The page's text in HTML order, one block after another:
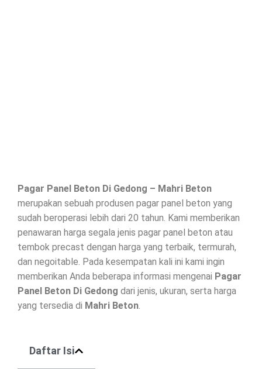
Pagar Panel Beton Di Gedong – Mahri Beton
merupakan sebuah produsen pagar panel beton yang
sudah beroperasi lebih dari 20 tahun. Kami memberikan
penawaran harga segala jenis pagar panel beton atau
tembok precast dengan harga yang terbaik, termurah,
dan negoitable. Pada kesempatan kali ini kami ingin
memberikan Anda beberapa informasi mengenai Pagar
Panel Beton Di Gedong dari jenis, ukuran, serta harga
yang tersedia di Mahri Beton
Daftar Isi